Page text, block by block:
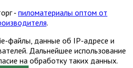
- пиломатериалы оптом от
.
файлы, данные об IP-адресе и
Дальнейшее использование
на обработку таких данных.